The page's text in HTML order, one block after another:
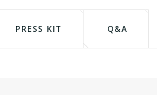
PRESS KIT Q&A